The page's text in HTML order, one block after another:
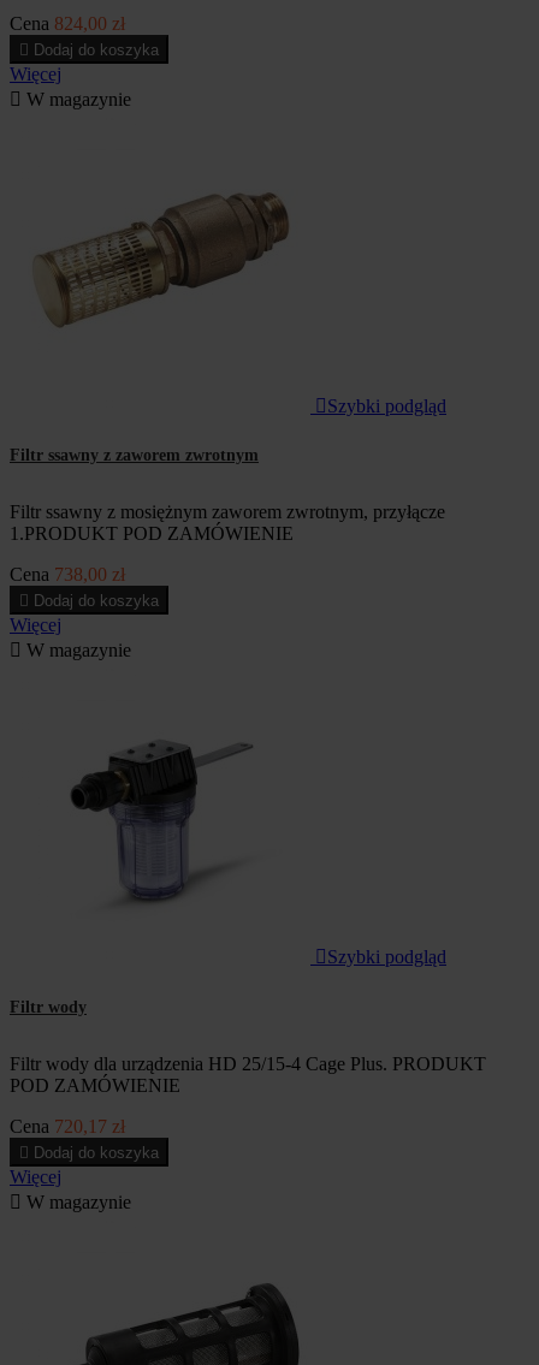
Cena 824,00 zł
 Dodaj do koszyka
Więcej
 W magazynie
 Szybki podgląd
Filtr ssawny z zaworem zwrotnym
Filtr ssawny z mosiężnym zaworem zwrotnym, przyłącze
1.PRODUKT POD ZAMÓWIENIE
Cena 738,00 zł
 Dodaj do koszyka
Więcej
 W magazynie
 Szybki podgląd
Filtr wody
Filtr wody dla urządzenia HD 25/15-4 Cage Plus. PRODUKT
POD ZAMÓWIENIE
Cena 720,17 zł
 Dodaj do koszyka
Więcej
 W magazynie